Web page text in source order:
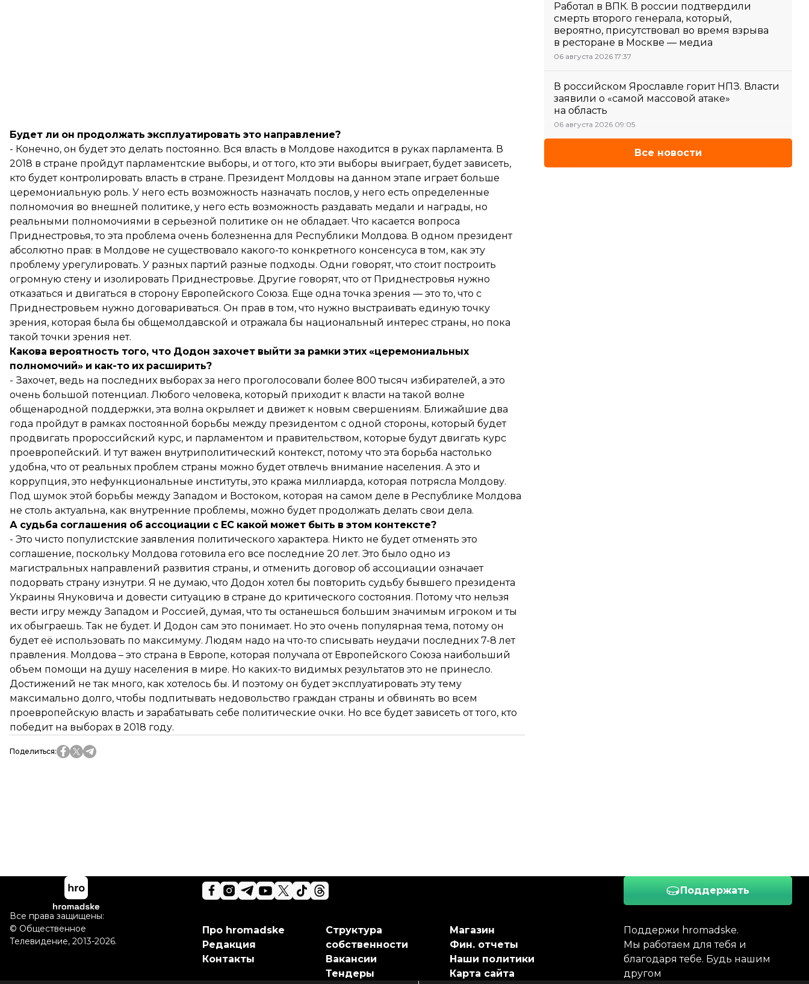
Будет ли он продолжать эксплуатировать это направление?
- Конечно, он будет это делать постоянно. Вся власть в Молдове находится в руках парламента. В
2018 в стране пройдут парламентские выборы, и от того, кто эти выборы выиграет, будет зависеть,
кто будет контролировать власть в стране. Президент Молдовы на данном этапе играет больше
церемониальную роль. У него есть возможность назначать послов, у него есть определенные
полномочия во внешней политике, у него есть возможность раздавать медали и награды, но
реальными полномочиями в серьезной политике он не обладает. Что касается вопроса
Приднестровья, то эта проблема очень болезненна для Республики Молдова. В одном президент
абсолютно прав: в Молдове не существовало какого-то конкретного консенсуса в том, как эту
проблему урегулировать. У разных партий разные подходы. Одни говорят, что стоит построить
огромную стену и изолировать Приднестровье. Другие говорят, что от Приднестровья нужно
отказаться и двигаться в сторону Европейского Союза. Еще одна точка зрения — это то, что с
Приднестровьем нужно договариваться. Он прав в том, что нужно выстраивать единую точку
зрения, которая была бы общемолдавской и отражала бы национальный интерес страны, но пока
такой точки зрения нет.
Какова вероятность того, что Додон захочет выйти за рамки этих «церемониальных
полномочий» и как-то их расширить?
- Захочет, ведь на последних выборах за него проголосовали более 800 тысяч избирателей, а это
очень большой потенциал. Любого человека, который приходит к власти на такой волне
общенародной поддержки, эта волна окрыляет и движет к новым свершениям. Ближайшие два
года пройдут в рамках постоянной борьбы между президентом с одной стороны, который будет
продвигать пророссийский курс, и парламентом и правительством, которые будут двигать курс
проевропейский. И тут важен внутриполитический контекст, потому что эта борьба настолько
удобна, что от реальных проблем страны можно будет отвлечь внимание населения. А это и
коррупция, это нефункциональные институты, это кража миллиарда, которая потрясла Молдову.
Под шумок этой борьбы между Западом и Востоком, которая на самом деле в Республике Молдова
не столь актуальна, как внутренние проблемы, можно будет продолжать делать свои дела.
А судьба соглашения об ассоциации с ЕС какой может быть в этом контексте?
- Это чисто популистские заявления политического характера. Никто не будет отменять это
соглашение, поскольку Молдова готовила его все последние 20 лет. Это было одно из
магистральных направлений развития страны, и отменить договор об ассоциации означает
подорвать страну изнутри. Я не думаю, что Додон хотел бы повторить судьбу бывшего президента
Украины Януковича и довести ситуацию в стране до критического состояния. Потому что нельзя
вести игру между Западом и Россией, думая, что ты останешься большим значимым игроком и ты
их обыграешь. Так не будет. И Додон сам это понимает. Но это очень популярная тема, потому он
будет её использовать по максимуму. Людям надо на что-то списывать неудачи последних 7-8 лет
правления. Молдова – это страна в Европе, которая получала от Европейского Союза наибольший
объем помощи на душу населения в мире. Но каких-то видимых результатов это не принесло.
Достижений не так много, как хотелось бы. И поэтому он будет эксплуатировать эту тему
максимально долго, чтобы подпитывать недовольство граждан страны и обвинять во всем
проевропейскую власть и зарабатывать себе политические очки. Но все будет зависеть от того, кто
победит на выборах в 2018 году.
Поделиться:
Работал в ВПК. В россии подтвердили
смерть второго генерала, который,
вероятно, присутствовал во время взрыва
в ресторане в Москве — медиа
06 августа 2026 17:37
В российском Ярославле горит НПЗ. Власти
заявили о «самой массовой атаке»
на область
06 августа 2026 09:05
Все новости
Поддержать
Поддержи hromadske.
Мы работаем для тебя и
благодаря тебе. Будь нашим
другом
Про hromadske
Редакция
Контакты
Структура
собственности
Вакансии
Тендеры
Магазин
Фин. отчеты
Наши политики
Карта сайта
Все права защищены:
© Общественное
Телевидение, 2013-2026.